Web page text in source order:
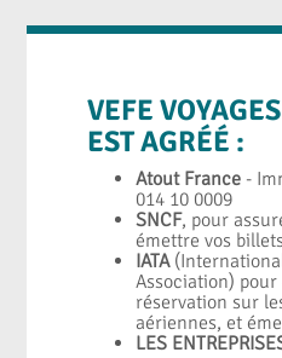
VEFE
EST AGRÉÉ :
Atout France -
014 10 0009
SNCF, pour
émettre vos billets
IATA
Association)
réservation sur
aériennes, et
LES